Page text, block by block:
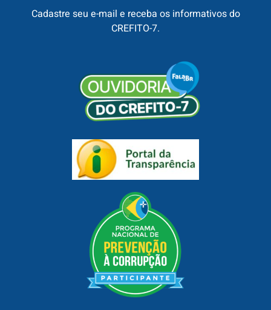
Cadastre seu e-mail e receba os informativos do
CREFITO-7.